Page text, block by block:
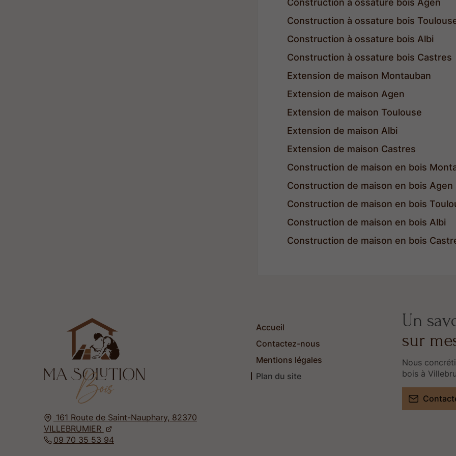
Construction à ossature bois
Construction à ossature bois Albi
Construction à ossature bois Castres
Extension de maison Montauban
Extension de maison Agen
Extension de maison Toulouse
Extension de maison Albi
Extension de maison Castres
Construction de maison en bois
Construction de maison en bois Agen
Construction de maison en bois
Construction de maison en bois Albi
Construction de maison en bois
161 Route de Saint-Nauphary, 82370
VILLEBRUMIER
09 70 35 53 94
Accueil
Contactez-nous
Mentions légales
Plan du site
Un
sur
Nous
bois à